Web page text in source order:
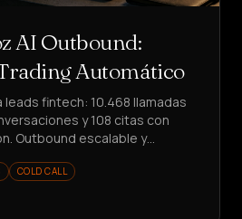
AI Outbound:
Automático
leads fintech: 10.468 llamadas
y 108 citas con
Outbound escalable y
COLD CALL